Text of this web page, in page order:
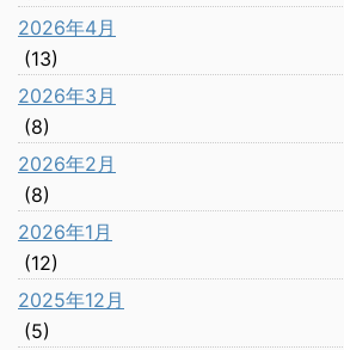
2026年4月
(13)
2026年3月
(8)
2026年2月
(8)
2026年1月
(12)
2025年12月
(5)